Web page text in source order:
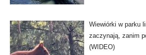
Wiewiórki w parku
zaczynają, zanim
(WIDEO)